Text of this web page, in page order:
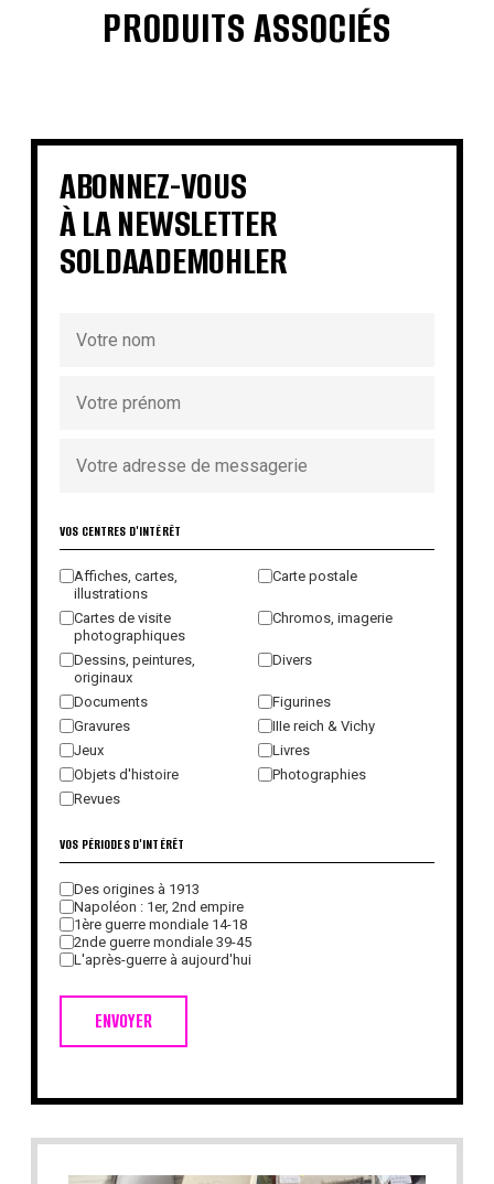
PRODUITS ASSOCIÉS
€ €
€
€ € €
€ €
ABONNEZ-VOUS
À LA NEWSLETTER
SOLDAADEMOHLER
VOS CENTRES D'INTÉRÊT
Affiches, cartes,
illustrations
Carte postale
Cartes de visite
photographiques
Chromos, imagerie
Dessins, peintures,
originaux
Divers
Documents
Figurines
Gravures
IIIe reich & Vichy
Jeux
Livres
Objets d'histoire
Photographies
Revues
ENVOYER
VOS PÉRIODES D'INTÉRÊT
Des origines à 1913
Napoléon : 1er, 2nd empire
1ère guerre mondiale 14-18
2nde guerre mondiale 39-45
L'après-guerre à aujourd'hui